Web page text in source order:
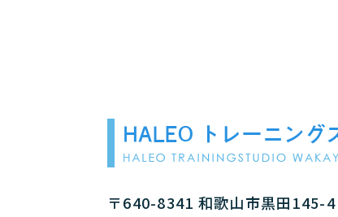
〒640-8341 和歌山市黒田145-4